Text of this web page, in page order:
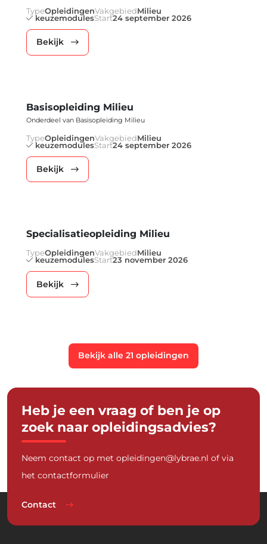
TypeOpleidingenVakgebiedMilieu
keuzemodulesStart24 september 2026
Bekijk
Basisopleiding Milieu
Onderdeel van Basisopleiding Milieu
TypeOpleidingenVakgebiedMilieu
keuzemodulesStart24 september 2026
Bekijk
Specialisatieopleiding Milieu
TypeOpleidingenVakgebiedMilieu
keuzemodulesStart23 november 2026
Bekijk
Bekijk alle 21 opleidingen
Heb je een vraag of ben je op
zoek naar opleidingsadvies?
Neem contact op met opleidingen@lybrae.nl of via
het contactformulier
Contact